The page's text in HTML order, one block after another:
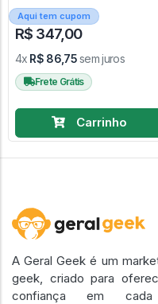
Aqui tem cupom
R$ 347,00
4x R$ 86,75sem juros
Frete Grátis
Carrinho
A Geral Geek é um
geek, criado para
confiança em cada